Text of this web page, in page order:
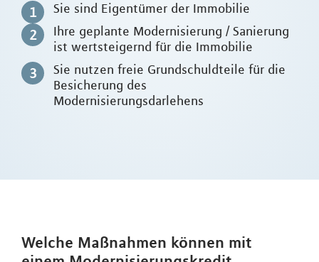
Sie sind Eigentümer der Immobilie
Ihre geplante Modernisierung / Sanierung
ist wertsteigernd für die Immobilie
Sie nutzen freie Grundschuldteile für die
Besicherung des
Modernisierungsdarlehens
Welche Maßnahmen können mit